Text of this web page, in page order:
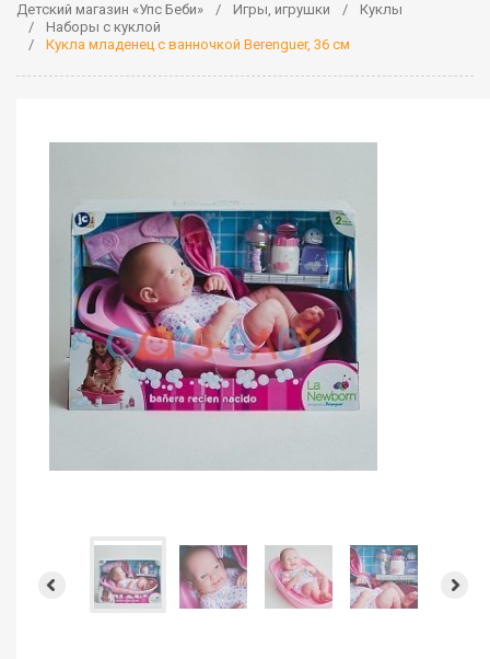
Детский магазин «Упс Беби» Игры, игрушки
Куклы
Наборы с куклой
Кукла младенец с ванночкой Berenguer, 36 см